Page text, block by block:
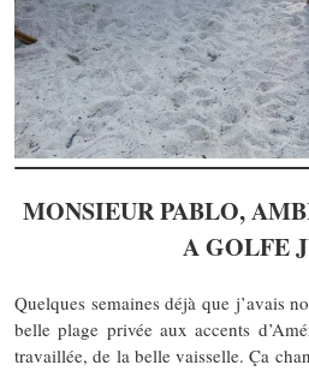
MONSIEUR PABLO,
A GOLFE
Quelques semaines déjà que j’avais
belle plage privée aux accents
travaillée, de la belle vaisselle. Ça